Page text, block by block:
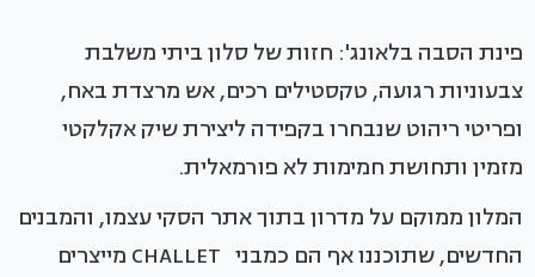
פינת הסבה בלאונג': חזות של סלון ביתי משלבת
צבעוניות רגועה, טקסטילים רכים, אש מרצדת באח,
ופריטי ריהוט שנבחרו בקפידה ליצירת שיק אקלקטי
מזמין ותחושת חמימות לא פורמאלית.
המלון ממוקם על מדרון בתוך אתר הסקי עצמו, והמבנים
החדשים, שתוכננו אף הם כמבני CHALLET מייצרים